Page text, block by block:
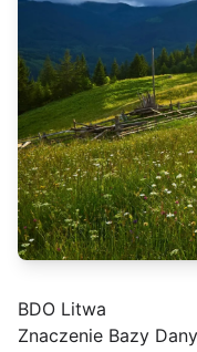
BDO Litwa
Znaczenie Bazy